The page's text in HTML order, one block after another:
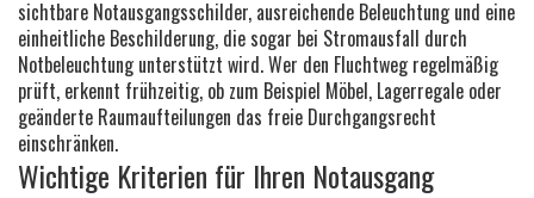
sichtbare Notausgangsschilder, ausreichende Beleuchtung und eine
einheitliche Beschilderung, die sogar bei Stromausfall durch
Notbeleuchtung unterstützt wird. Wer den Fluchtweg regelmäßig
prüft, erkennt frühzeitig, ob zum Beispiel Möbel, Lagerregale oder
geänderte Raumaufteilungen das freie Durchgangsrecht
einschränken.
Wichtige Kriterien für Ihren Notausgang